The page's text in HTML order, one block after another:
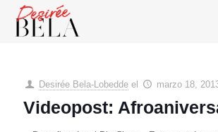
Desirée Bela-Lobedde el marzo 18,
Videopost: